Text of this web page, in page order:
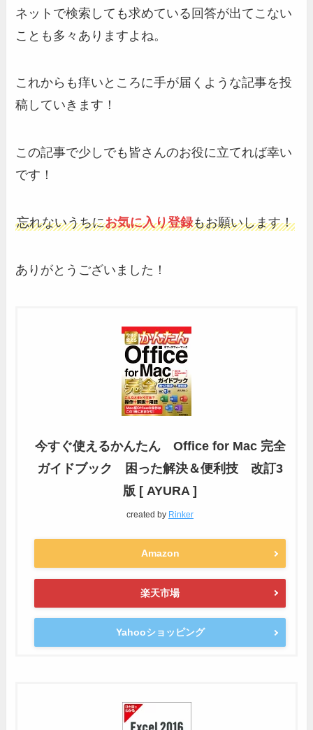
ネットで検索しても求めている回答が出てこない
ことも多々ありますよね。
これからも痒いところに手が届くような記事を投
稿していきます！
この記事で少しでも皆さんのお役に立てれば幸い
です！
忘れないうちにお気に入り登録もお願いします！
ありがとうございました！
今すぐ使えるかんたん Office for Mac 完全
ガイドブック 困った解決＆便利技 改訂3
版 [ AYURA ]
created by Rinker
Amazon
楽天市場
Yahooショッピング